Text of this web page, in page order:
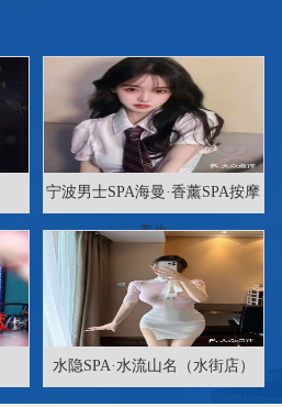
宁波男士SPA海曼·香薰SPA按摩
养生
水隐SPA·水流山名（水街店）